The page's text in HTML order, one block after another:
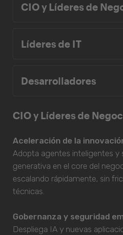
CIO y Líderes de
Líderes de IT
Desarrolladores
CIO y Líderes de
Aceleración de la
Adopta agentes inteligentes y
generativa en el core del
escalando rápidamente, sin
técnicas.
Gobernanza y seguridad
Despliega IA y nuevas